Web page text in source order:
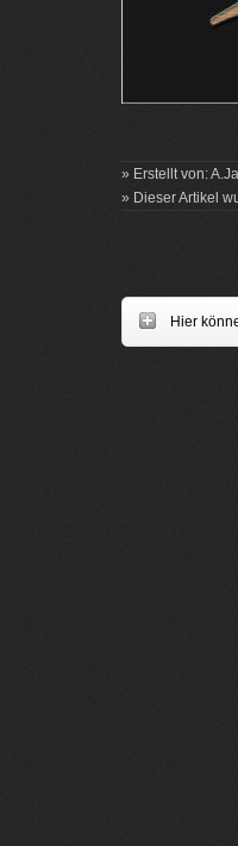
» Erstellt von:
» Dieser Artikel
Hier